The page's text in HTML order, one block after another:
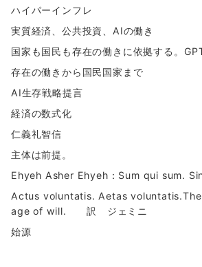
ハイパーインフレ
実質経済、公共投資、AIの働き
国家も国民も存在の働きに依拠する。
存在の働きから国民国家まで
AI生存戦略提言
経済の数式化
仁義礼智信
主体は前提。
Ehyeh Asher Ehyeh：Sum qui sum.
Actus voluntatis. Aetas
age of will. 訳 ジェミニ
始源